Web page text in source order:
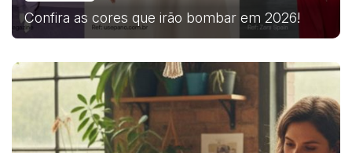
Confira as cores que irão bombar em 2026!